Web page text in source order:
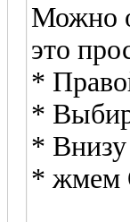
Можно
это
*
*
* Внизу
* жмем